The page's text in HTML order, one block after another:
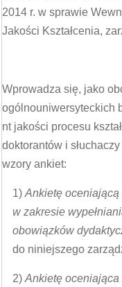
2014 r. w sprawie
Jakości Kształcenia,
Wprowadza się, jako
ogólnouniwersyteckich
nt jakości procesu
doktorantów i
wzory ankiet:
1)Ankietę
w zakresie
obowiązków
do niniejszego
2)Ankietę